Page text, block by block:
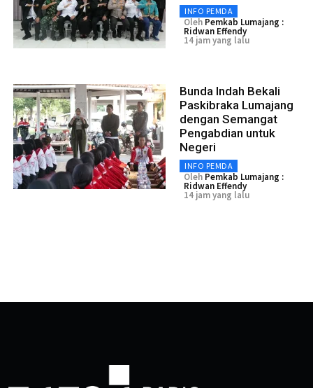
INFO PEMDA
Oleh Pemkab Lumajang :
Ridwan Effendy
14 jam yang lalu
Bunda Indah Bekali
Paskibraka Lumajang
dengan Semangat
Pengabdian untuk
Negeri
INFO PEMDA
Oleh Pemkab Lumajang :
Ridwan Effendy
14 jam yang lalu